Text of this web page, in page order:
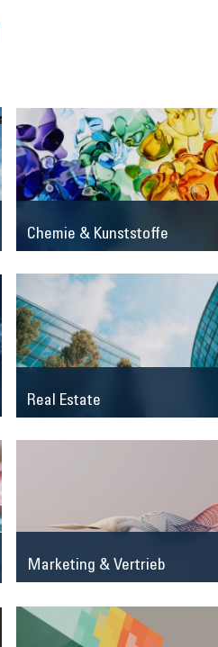
Chemie & Kunststoffe
Real Estate
Marketing & Vertrieb